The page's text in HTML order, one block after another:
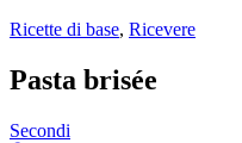
Ricette di base, Ricevere
Pasta brisée
Secondi